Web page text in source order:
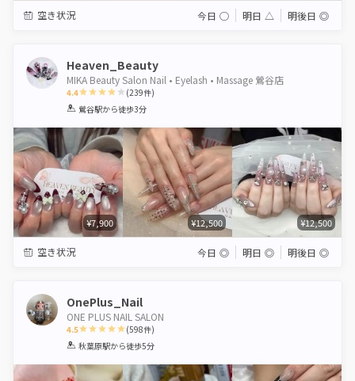
空き状況 今日 ◯ 明日 △ 明後日 ◎
Heaven_Beauty
MIKA Beauty Salon Nail • Eyelash • Massage 鶯谷店
4.4
1 2 3 4 5
(239件)
鶯谷駅から徒歩3分
¥7,900 ¥12,500 ¥12,500
空き状況 今日 ◎ 明日 ◎ 明後日 ◎
OnePlus_Nail
ONE PLUS NAIL SALON
4.5
1 2 3 4 5
(598件)
秋葉原駅から徒歩5分